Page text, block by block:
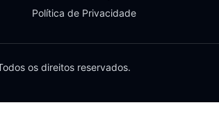
Política de Privacidade
os direitos reservados.